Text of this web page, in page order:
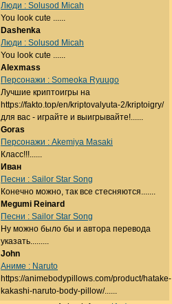
Люди : Solusod Micah
You look cute ......
Dashenka
Люди : Solusod Micah
You look cute ......
Alexmass
Персонажи : Someoka Ryuugo
Лучшие криптоигры на
https://fakto.top/en/kriptovalyuta-2/kriptoigry/
для вас - играйте и выигрывайте!......
Goras
Персонажи : Akemiya Masaki
Класс!!!......
Иван
Песни : Sailor Star Song
Конечно можно, так все стесняются.......
Megumi Reinard
Песни : Sailor Star Song
Ну можно было бы и автора перевода
указать.........
John
Аниме : Naruto
https://animebodypillows.com/product/hatake-
kakashi-naruto-body-pillow/......